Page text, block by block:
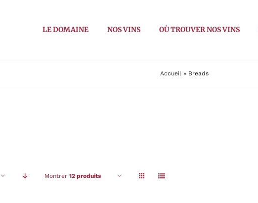
LE DOMAINE NOS VINS OÙ TROUVER NOS VINS
Accueil » Breads
Montrer 12 produits